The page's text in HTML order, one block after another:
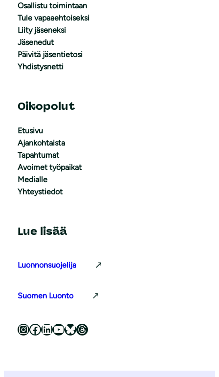
Osallistu toimintaan
Tule vapaaehtoiseksi
Liity jäseneksi
Jäsenedut
Päivitä jäsentietosi
Yhdistysnetti
Oikopolut
Etusivu
Ajankohtaista
Tapahtumat
Avoimet työpaikat
Medialle
Yhteystiedot
Lue lisää
Luonnonsuojelija
Suomen Luonto
Luonnonsuojeluliitto Instagramissa Luonnonsuojeluliitto Facebookissa Luonnonsuojeluliitto LinkedInissä Luonnonsuojeluliiton YouTube-kanava Luonnonsuojeluliitto Blueskyssa Luonnonsuojeluliitto Threadsissa